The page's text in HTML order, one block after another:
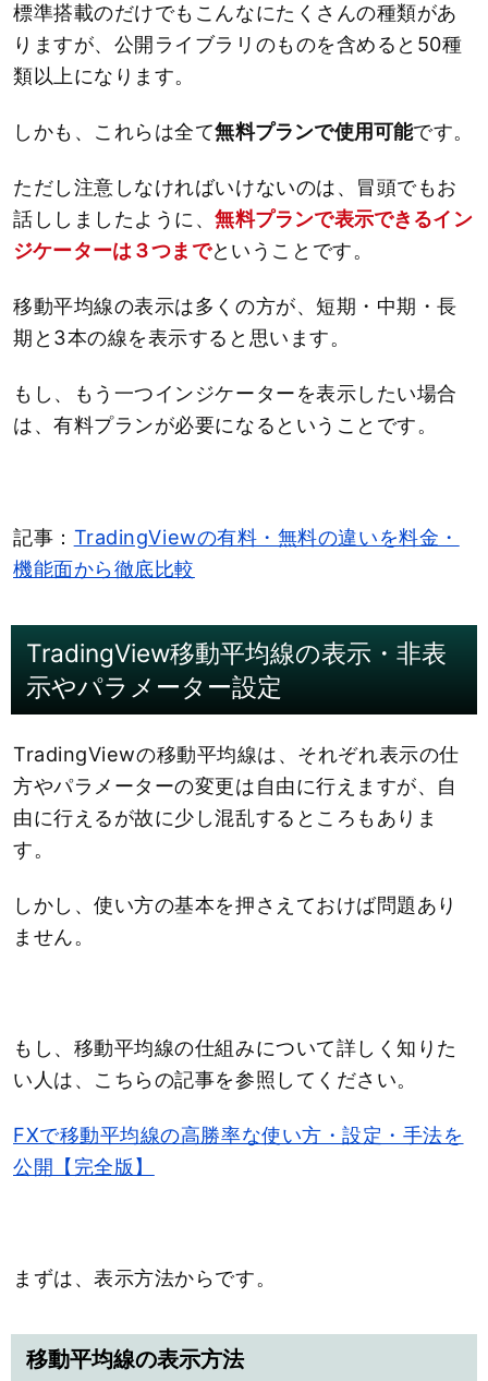
標準搭載のだけでもこんなにたくさんの種類があ
りますが、公開ライブラリのものを含めると50種
類以上になります。
しかも、これらは全て無料プランで使用可能です。
ただし注意しなければいけないのは、冒頭でもお
話ししましたように、無料プランで表示できるイン
ジケーターは３つまでということです。
移動平均線の表示は多くの方が、短期・中期・長
期と3本の線を表示すると思います。
もし、もう一つインジケーターを表示したい場合
は、有料プランが必要になるということです。
記事： TradingViewの有料・無料の違いを料金・
機能面から徹底比較
TradingView移動平均線の表示・非表
示やパラメーター設定
TradingViewの移動平均線は、それぞれ表示の仕
方やパラメーターの変更は自由に行えますが、自
由に行えるが故に少し混乱するところもありま
す。
しかし、使い方の基本を押さえておけば問題あり
ません。
もし、移動平均線の仕組みについて詳しく知りた
い人は、こちらの記事を参照してください。
FXで移動平均線の高勝率な使い方・設定・手法を
公開【完全版】
まずは、表示方法からです。
移動平均線の表示方法